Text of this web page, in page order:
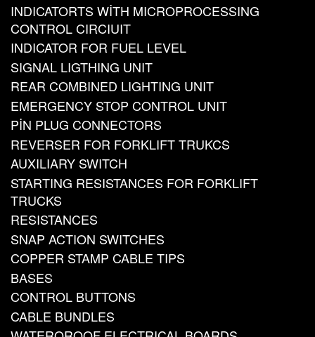
INDICATORTS WİTH MICROPROCESSING
CONTROL CIRCIUIT
INDICATOR FOR FUEL LEVEL
SIGNAL LIGTHING UNIT
REAR COMBINED LIGHTING UNIT
EMERGENCY STOP CONTROL UNIT
PİN PLUG CONNECTORS
REVERSER FOR FORKLIFT TRUKCS
AUXILIARY SWITCH
STARTING RESISTANCES FOR FORKLIFT
TRUCKS
RESISTANCES
SNAP ACTION SWITCHES
COPPER STAMP CABLE TIPS
BASES
CONTROL BUTTONS
CABLE BUNDLES